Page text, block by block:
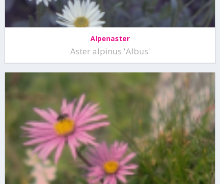
Alpenaster
Aster alpinus 'Albus'